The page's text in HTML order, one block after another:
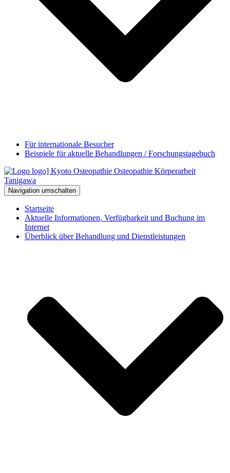
Für internationale Besucher
Beispiele für aktuelle Behandlungen / Forschungstagebuch
Navigation umschalten
Startseite
Aktuelle Informationen, Verfügbarkeit und Buchung im
Internet
Überblick über Behandlung und Dienstleistungen